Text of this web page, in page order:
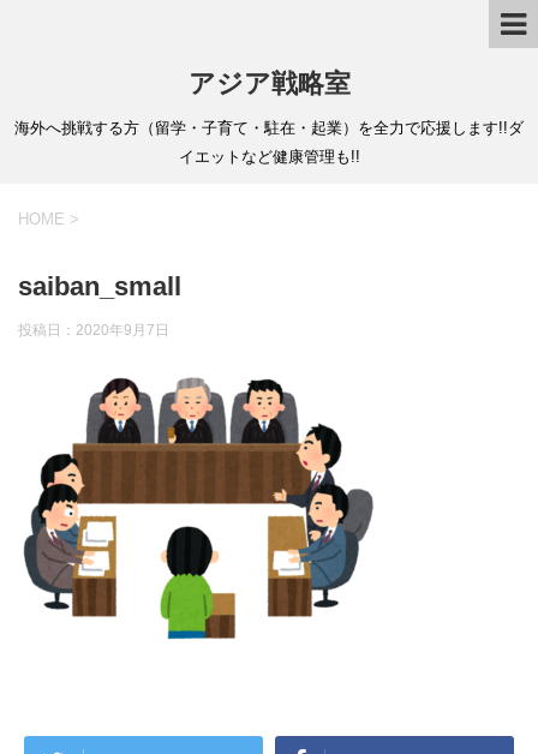
アジア戦略室
海外へ挑戦する方（留学・子育て・駐在・起業）を全力で応援します!!ダ
イエットなど健康管理も!!
HOME >
saiban_small
投稿日： 2020年9月7日